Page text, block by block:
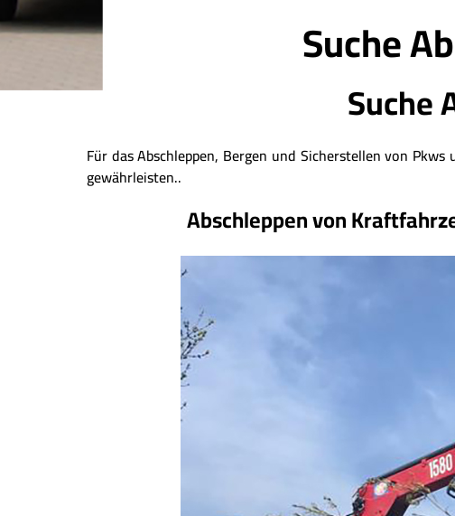
Suche
Suche
Für das Abschleppen, Bergen und Sicherstellen von
gewährleisten..
Abschleppen von